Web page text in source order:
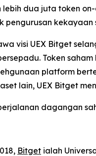
dua juta token
pengurusan kekayaan
visi UEX Bitget
Token
platform
lain, UEX Bitget
dagangan
Bitget ialah